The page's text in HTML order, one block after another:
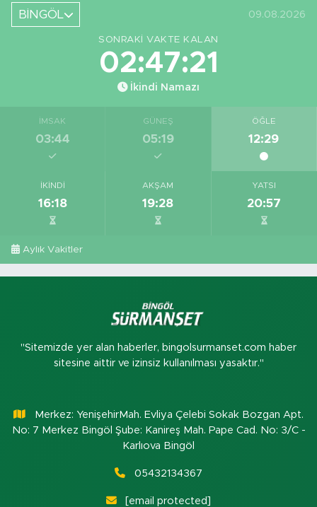
Ediyor
BİNGÖL 09.08.2026
SONRAKI VAKTE KALAN
02:47:21
İkindi Namazı
İMSAK
03:44
GÜNEŞ
05:19
ÖĞLE
12:29
İKINDI
16:18
AKŞAM
19:28
YATSI
20:57
Aylık Vakitler
"Sitemizde yer alan haberler, bingolsurmanset.com haber
sitesine aittir ve izinsiz kullanılması yasaktır."
Merkez: YenişehirMah. Evliya Çelebi Sokak Bozgan Apt.
No: 7 Merkez Bingöl Şube: Kanireş Mah. Pape Cad. No: 3/C -
Karlıova Bingöl
05432134367
[email protected]